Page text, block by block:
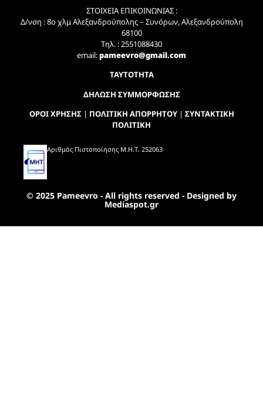
ΣΤΟΙΧΕΙΑ ΕΠΙΚΟΙΝΩΝΙΑΣ :
Δ/νση : 8ο χλμ Αλεξανδρούπολης – Συνόρων, Αλεξανδρούπολη
68100
Τηλ. : 2551088430
email:pameevro@gmail.com
ΤΑΥΤΟΤΗΤΑ
ΔΗΛΩΣΗ ΣΥΜΜΟΡΦΩΣΗΣ
ΟΡΟΙ ΧΡΗΣΗΣ| ΠΟΛΙΤΙΚΗ ΑΠΟΡΡΗΤΟΥ| ΣΥΝΤΑΚΤΙΚΗ
ΠΟΛΙΤΙΚΗ
Αριθμός Πιστοποίησης Μ.Η.Τ. 252063
© 2025 Pameevro - All rights reserved - Designed by
Mediaspot.gr